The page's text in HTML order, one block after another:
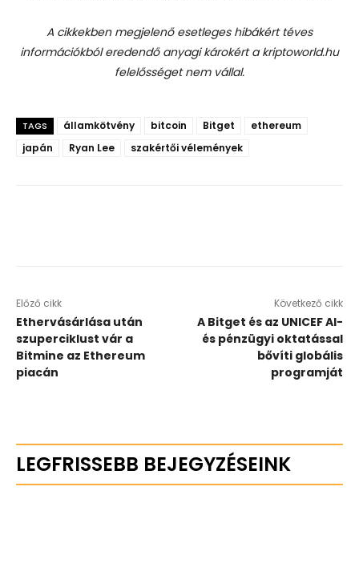
A cikkekben megjelenő esetleges hibákért téves
információkból eredendő anyagi károkért a kriptoworld.hu
felelősséget nem vállal.
TAGS államkötvény bitcoin Bitget
ethereum
japán
Ryan Lee szakértői vélemények
Előző cikk
Ethervásárlása után
szuperciklust vár a
Bitmine az Ethereum
piacán
Következő cikk
A Bitget és az UNICEF AI-
és pénzügyi oktatással
bővíti globális
programját
LEGFRISSEBB BEJEGYZÉSEINK